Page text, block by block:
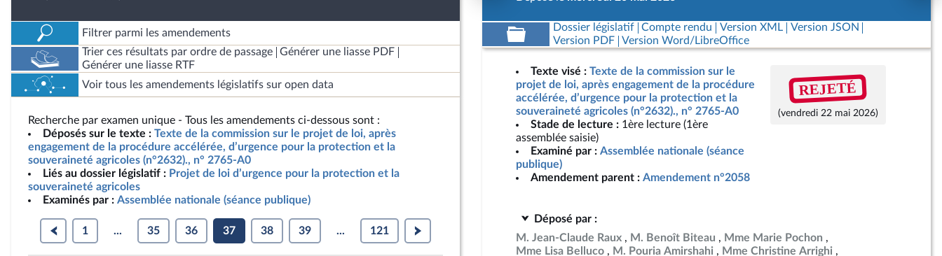
Filtrer parmi les amendements
Trier ces résultats par ordre de passage
Générer une liasse PDF
Générer une liasse RTF
Voir tous les amendements législatifs sur open data
Recherche par examen unique - Tous les amendements ci-dessous sont :
Déposés sur le texte : Texte de la commission sur le projet de loi, après
engagement de la procédure accélérée, d’urgence pour la protection et la
souveraineté agricoles (n°2632)., n° 2765-A0
Liés au dossier législatif : Projet de loi d’urgence pour la protection et la
souveraineté agricoles
Examinés par : Assemblée nationale (séance publique)
1 ... 35 36 37 38 39 ... 121
Dossier législatif Compte rendu Version XML
Version JSON
Version PDF
Version Word/LibreOffice
Texte visé : Texte de la commission sur le
projet de loi, après engagement de la procédure
accélérée, d’urgence pour la protection et la
souveraineté agricoles (n°2632)., n° 2765-A0
Stade de lecture : 1ère lecture (1ère
assemblée saisie)
Examiné par : Assemblée nationale (séance
publique)
Amendement parent : Amendement n°2058
REJETÉ
(vendredi 22 mai 2026)
Déposé par :
M. Jean-Claude Raux
M. Benoît Biteau
Mme Marie Pochon
Mme Lisa Belluco
M. Pouria Amirshahi
Mme Christine Arrighi